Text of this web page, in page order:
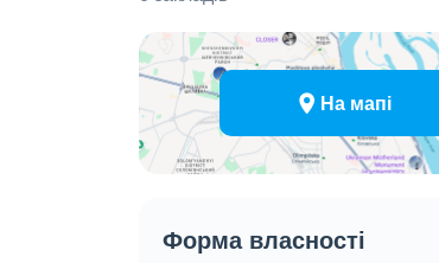
На мапі
Форма власності